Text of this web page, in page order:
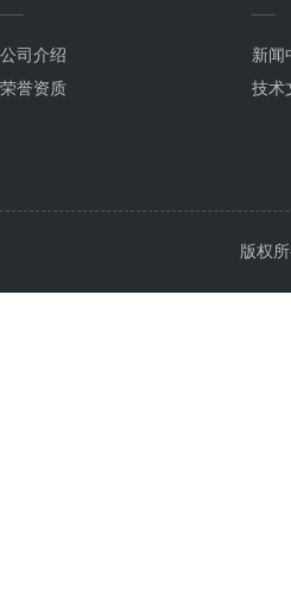
公司介绍
荣誉资质
新闻
技术
版权